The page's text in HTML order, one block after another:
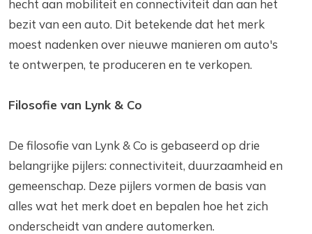
hecht aan mobiliteit en connectiviteit dan aan het
bezit van een auto. Dit betekende dat het merk
moest nadenken over nieuwe manieren om auto's
te ontwerpen, te produceren en te verkopen.
Filosofie van Lynk & Co
De filosofie van Lynk & Co is gebaseerd op drie
belangrijke pijlers: connectiviteit, duurzaamheid en
gemeenschap. Deze pijlers vormen de basis van
alles wat het merk doet en bepalen hoe het zich
onderscheidt van andere automerken.